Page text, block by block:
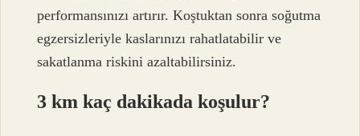
performansınızı artırır. Koştuktan sonra soğutma
egzersizleriyle kaslarınızı rahatlatabilir ve
sakatlanma riskini azaltabilirsiniz.
3 km kaç dakikada koşulur?